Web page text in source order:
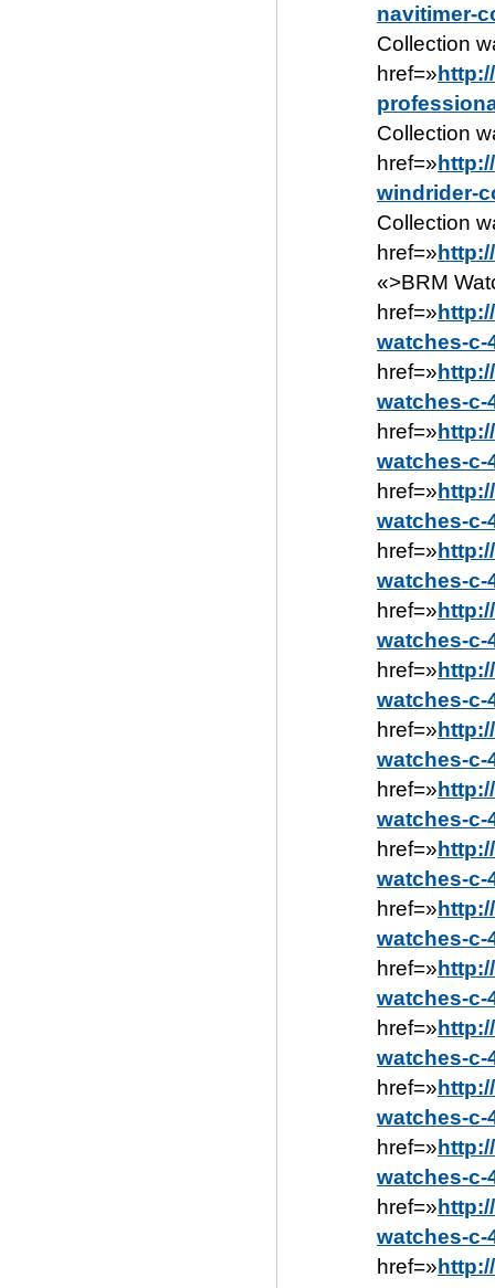
navitimer-
Collection
href=»
Collection
href=»
windrider-
Collection
href=»
«>BRM
href=»
watches-c-
href=»
watches-c-
href=»
watches-c-
href=»
watches-c-
href=»
watches-c-
href=»
watches-c-
href=»
watches-c-
href=»
watches-c-
href=»
watches-c-
href=»
watches-c-
href=»
watches-c-
href=»
watches-c-
href=»
watches-c-
href=»
watches-c-
href=»
watches-c-
href=»
watches-c-
href=»